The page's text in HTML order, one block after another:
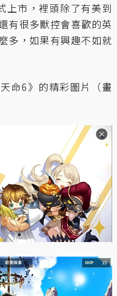
上市，裡頭除了有美到
有很多獸控會喜歡的英
多，如果有興趣不如就
命6》的精彩圖片（畫